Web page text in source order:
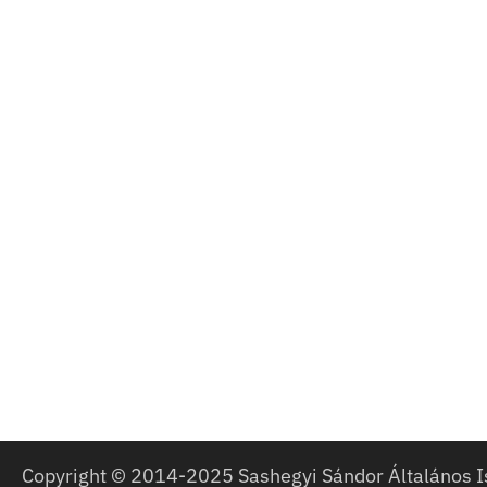
Copyright © 2014-2025 Sashegyi Sándor Általános